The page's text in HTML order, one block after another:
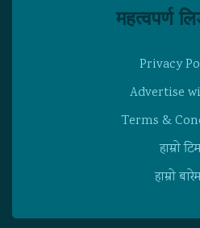
महत्वपर्ण
Privacy
Advertise
Terms &
हाम्राे
हाम्राे